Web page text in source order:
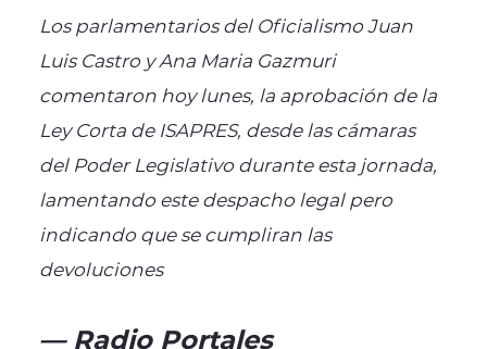
Los parlamentarios del Oficialismo Juan
Luis Castro y Ana Maria Gazmuri
comentaron hoy lunes, la aprobación de la
Ley Corta de ISAPRES, desde las cámaras
del Poder Legislativo durante esta jornada,
lamentando este despacho legal pero
indicando que se cumpliran las
devoluciones
— Radio Portales